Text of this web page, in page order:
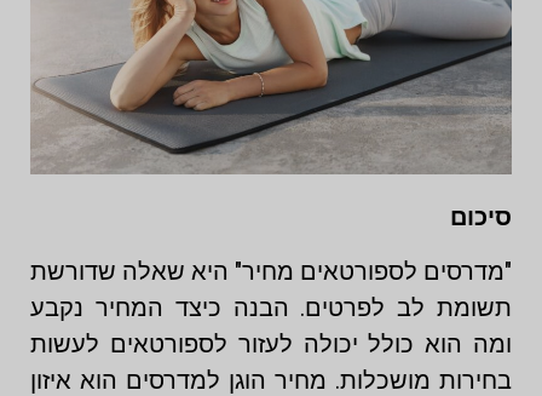
סיכום
"מדרסים לספורטאים מחיר" היא שאלה שדורשת
תשומת לב לפרטים. הבנה כיצד המחיר נקבע
ומה הוא כולל יכולה לעזור לספורטאים לעשות
בחירות מושכלות. מחיר הוגן למדרסים הוא איזון